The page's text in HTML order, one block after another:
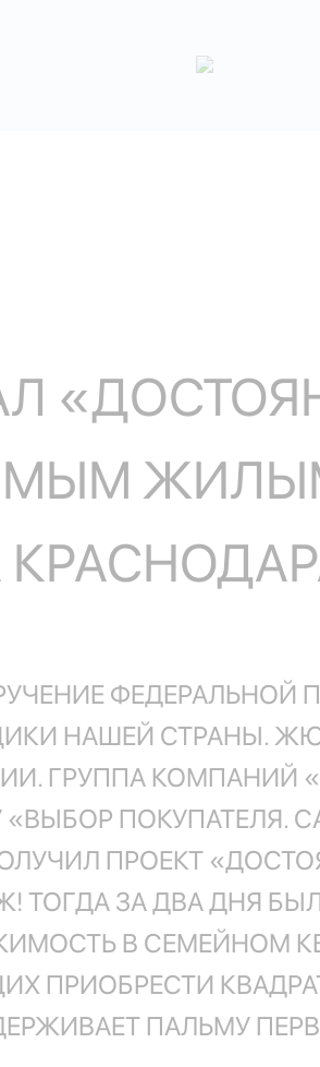
ФЕДЕРАЛЬНОЙ
НАШЕЙ СТРАНЫ.
ГРУППА КОМПАНИЙ
«ВЫБОР
ПРОЕКТ
ТОГДА ЗА ДВА ДНЯ
В СЕМЕЙНОМ
ПРИОБРЕСТИ
ПАЛЬМУ